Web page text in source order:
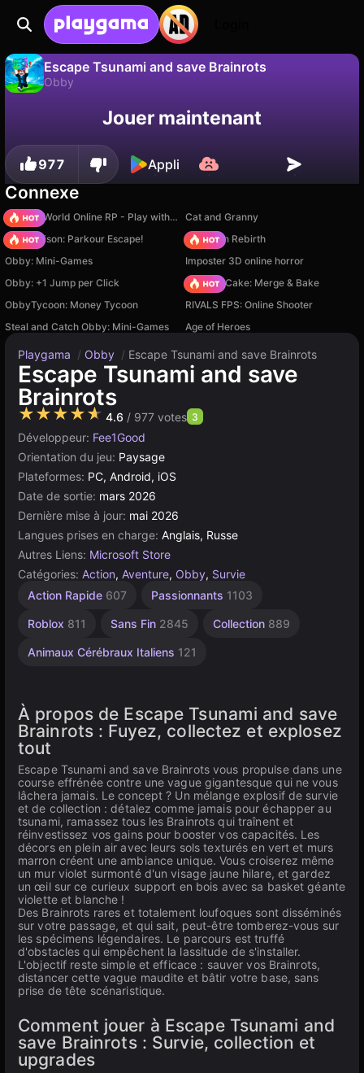
Escape Tsunami and save Brainrots
Obby
progression !
Non Enregistrer
Jouer maintenant
977 Appli
Connexe
Sprunki World Online RP - Play with Friends!
Cat and Granny
Barry Prison: Parkour Escape!
Stickman Rebirth
Obby: Mini-Games
Imposter 3D online horror
Obby: +1 Jump per Click
Piece of Cake: Merge & Bake
ObbyTycoon: Money Tycoon
RIVALS FPS: Online Shooter
Steal and Catch Obby: Mini-Games
Age of Heroes
Playgama / Obby / Escape Tsunami and save Brainrots
Escape Tsunami and save
Brainrots
★★★★★ 4.6 / 977 votes 3
Développeur: Fee1Good
Orientation du jeu: Paysage
Plateformes: PC, Android, iOS
Date de sortie: mars 2026
Dernière mise à jour: mai 2026
Langues prises en charge: Anglais, Russe
Autres Liens: Microsoft Store
Catégories: Action, Aventure, Obby, Survie
Action Rapide 607 Passionnants 1103
Roblox 811 Sans Fin 2845 Collection 889
Animaux Cérébraux Italiens 121
À propos de Escape Tsunami and save
Brainrots : Fuyez, collectez et explosez
tout
Escape Tsunami and save Brainrots vous propulse dans une
course effrénée contre une vague gigantesque qui ne vous
lâchera jamais. Le concept ? Un mélange explosif de survie
et de collection : détalez comme jamais pour échapper au
tsunami, ramassez tous les Brainrots qui traînent et
réinvestissez vos gains pour booster vos capacités. Les
décors en plein air avec leurs sols texturés en vert et murs
marron créent une ambiance unique. Vous croiserez même
un mur violet surmonté d'un visage jaune hilare, et gardez
un œil sur ce curieux support en bois avec sa basket géante
violette et blanche !
Des Brainrots rares et totalement loufoques sont disséminés
sur votre passage, et qui sait, peut-être tomberez-vous sur
les spécimens légendaires. Le parcours est truffé
d'obstacles qui empêchent la lassitude de s'installer.
L'objectif reste simple et efficace : sauver vos Brainrots,
distancer cette vague maudite et bâtir votre base, sans
prise de tête scénaristique.
Comment jouer à Escape Tsunami and
save Brainrots : Survie, collection et
upgrades